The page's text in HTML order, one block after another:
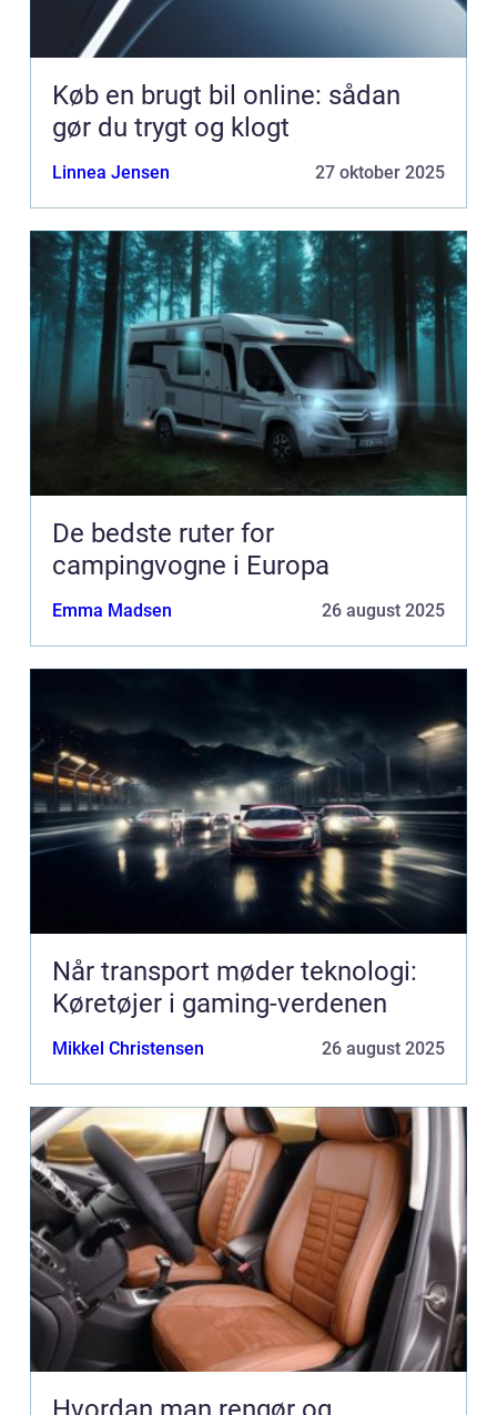
Køb en brugt bil online: sådan
gør du trygt og klogt
Linnea Jensen 27 oktober 2025
De bedste ruter for
campingvogne i Europa
Emma Madsen 26 august 2025
Når transport møder teknologi:
Køretøjer i gaming-verdenen
Mikkel Christensen 26 august 2025